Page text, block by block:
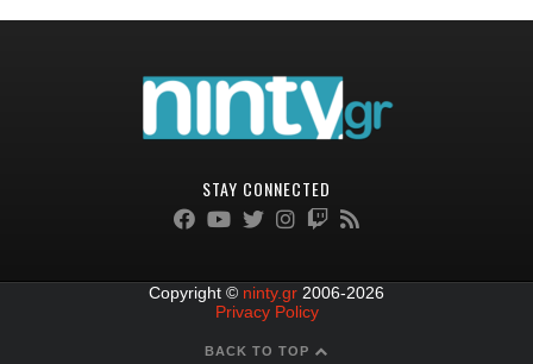
STAY CONNECTED
Copyright © ninty.gr 2006-2026
Privacy Policy
BACK TO TOP